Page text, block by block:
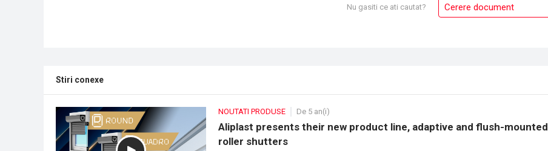
Nu gasiti ce ati cautat? Cerere document
Stiri conexe
NOUTATI PRODUSE De 5 an(i)
Aliplast presents their new product line, adaptive and flush-mounted
roller shutters